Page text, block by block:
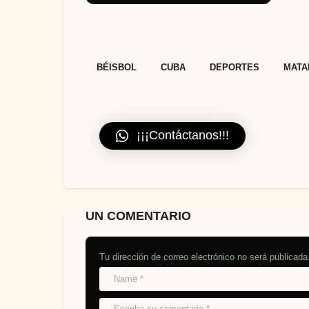
BÉISBOL CUBA DEPORTES
¡¡¡Contáctanos!!!
UN COMENTARIO
Tu dirección de correo electrónico no será publicada.